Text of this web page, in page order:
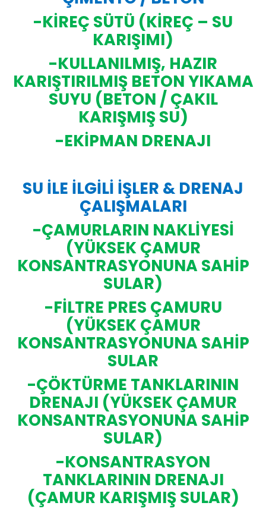
-KİREÇ SÜTÜ (KİREÇ – SU
KARIŞIMI)
-KULLANILMIŞ, HAZIR
KARIŞTIRILMIŞ BETON YIKAMA
SUYU (BETON / ÇAKIL
KARIŞMIŞ SU)
-EKİPMAN DRENAJI
SU İLE İLGİLİ İŞLER & DRENAJ
ÇALIŞMALARI
-ÇAMURLARIN NAKLİYESİ
(YÜKSEK ÇAMUR
KONSANTRASYONUNA SAHİP
SULAR)
-FİLTRE PRES ÇAMURU
(YÜKSEK ÇAMUR
KONSANTRASYONUNA SAHİP
SULAR
-ÇÖKTÜRME TANKLARININ
DRENAJI (YÜKSEK ÇAMUR
KONSANTRASYONUNA SAHİP
SULAR)
-KONSANTRASYON
TANKLARININ DRENAJI
(ÇAMUR KARIŞMIŞ SULAR)